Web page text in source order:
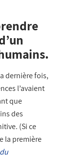
dernière fois,
l’avaient
que
des
(Si ce
la première